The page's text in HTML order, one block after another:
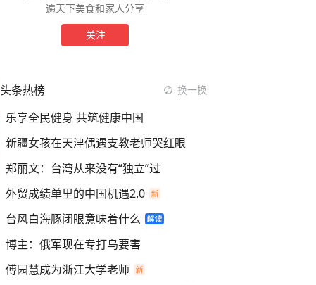
遍天下美食和家人分享
关注
头条热榜 换一换
乐享全民健身 共筑健康中国
新疆女孩在天津偶遇支教老师哭红眼
郑丽文：台湾从来没有“独立”过
外贸成绩单里的中国机遇2.0
台风白海豚闭眼意味着什么
博主：俄军现在专打乌要害
傅园慧成为浙江大学老师